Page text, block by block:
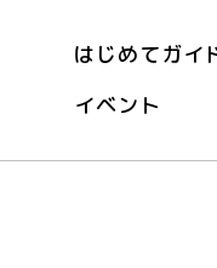
はじめてガイ
イベント